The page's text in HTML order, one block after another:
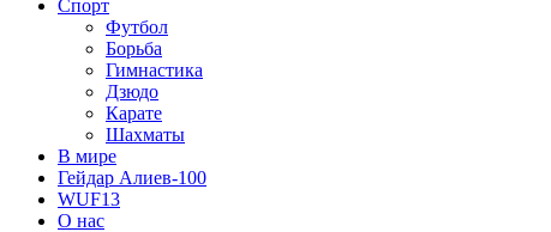
Спорт
Футбол
Борьба
Гимнастика
Дзюдо
Карате
Шахматы
В мире
Гейдар Алиев-100
WUF13
О нас